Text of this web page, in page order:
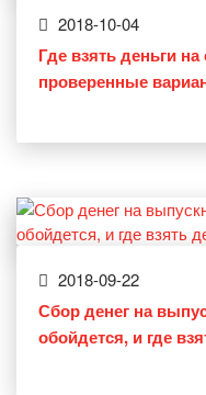
2018-10-04
Где взять деньги
проверенные
2018-09-22
Сбор денег на
обойдется, и где